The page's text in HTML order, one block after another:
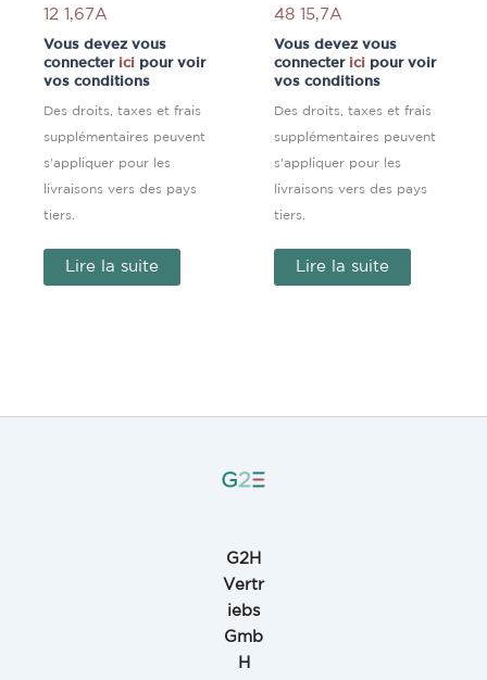
12 1,67A
Vous devez vous
connecter ici pour voir
vos conditions
Des droits, taxes et frais
supplémentaires peuvent
s'appliquer pour les
livraisons vers des pays
tiers.
Lire la suite
48 15,7A
Vous devez vous
connecter ici pour voir
vos conditions
Des droits, taxes et frais
supplémentaires peuvent
s'appliquer pour les
livraisons vers des pays
tiers.
Lire la suite
G2H
Vertr
iebs
Gmb
H